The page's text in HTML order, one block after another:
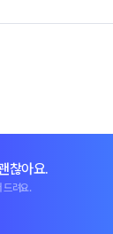
찮아요.
드려요.